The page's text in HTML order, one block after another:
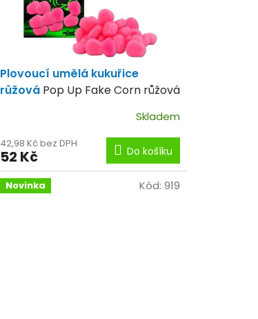
Plovoucí umělá kukuřice
růžová Pop Up Fake Corn růžová
Skladem
42,98 Kč bez DPH
52 Kč Do košíku
Novinka Kód: 919